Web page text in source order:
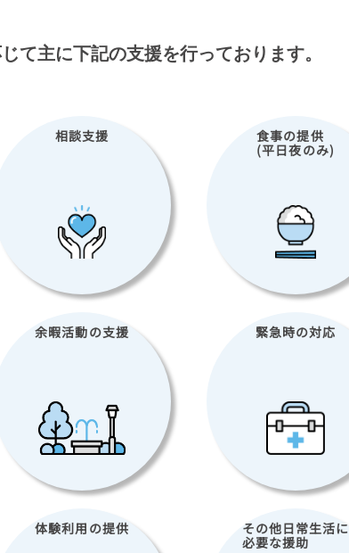
て主に下記の支援を行っております。
相談支援
食事の提供
(平日夜のみ)
余暇活動の支援 緊急時の対応
体験利用の提供
その他日常生活に
必要な援助